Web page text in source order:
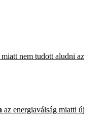
miatt nem tudott aludni az
az energiaválság miatti új